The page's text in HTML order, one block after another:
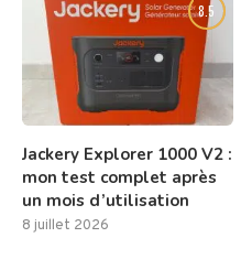
8.5
Jackery Explorer 1000 V2 :
mon test complet après
un mois d’utilisation
8 juillet 2026